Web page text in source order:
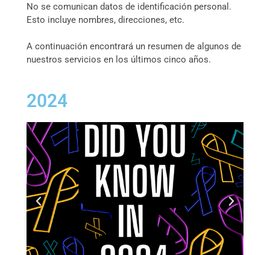
No se comunican datos de identificación personal.
Esto incluye nombres, direcciones, etc.
A continuación encontrará un resumen de algunos de
nuestros servicios en los últimos cinco años.
2024